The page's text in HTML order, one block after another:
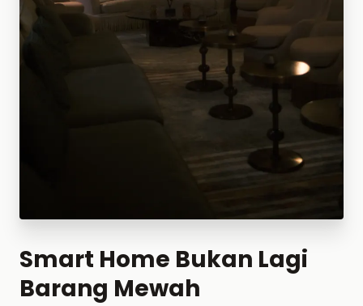
Smart Home Bukan Lagi
Barang Mewah